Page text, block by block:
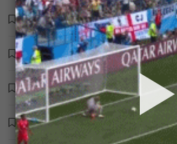
فريق تشيلي لكرة القدم
مباراة كرة قدم UFL
كرة قدم بلانيت
ملعب كرة قدم